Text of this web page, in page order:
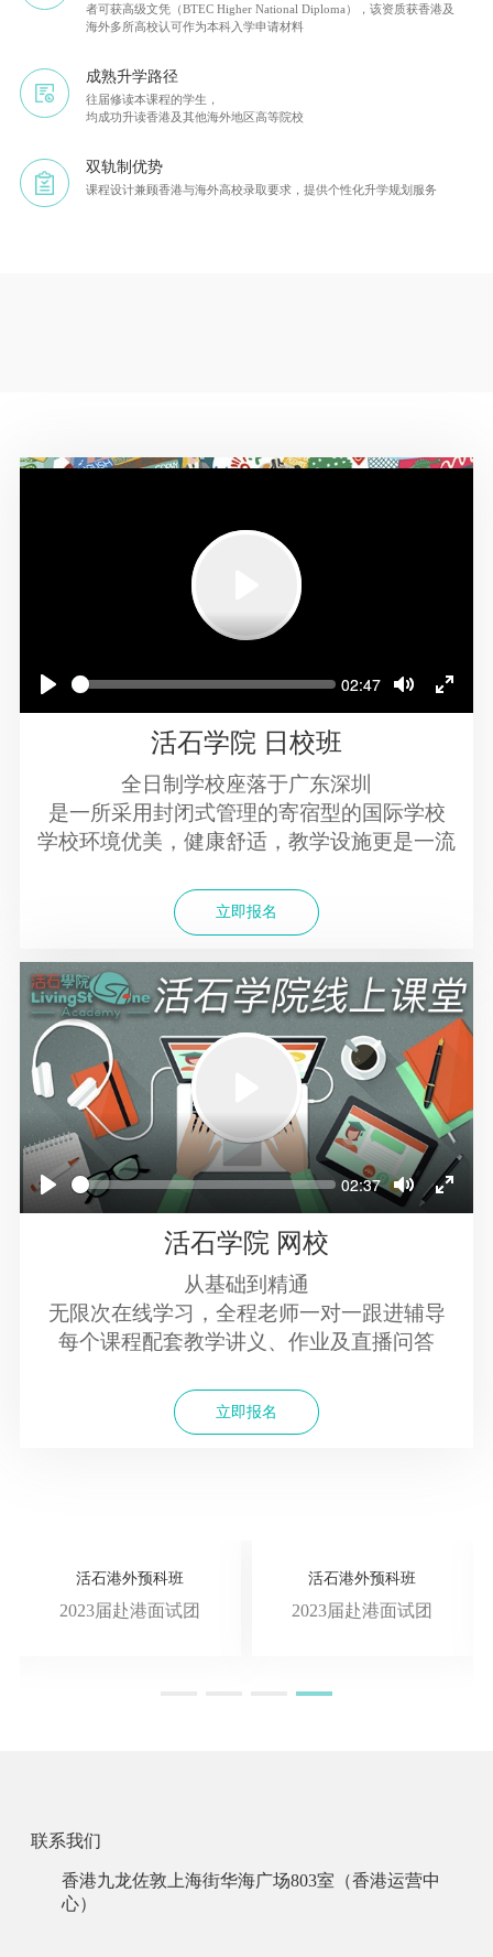
者可获高级文凭（BTEC Higher National Diploma），该资质获香港及
海外多所高校认可作为本科入学申请材料
成熟升学路径
往届修读本课程的学生，
均成功升读香港及其他海外地区高等院校
双轨制优势
课程设计兼顾香港与海外高校录取要求，提供个性化升学规划服务
Seek Current
02:47
Seek Current
02:47
活石学院 日校班
全日制学校座落于广东深圳
是一所采用封闭式管理的寄宿型的国际学校
学校环境优美，健康舒适，教学设施更是一流
立即报名
Seek Current
02:37
Toggle
Seek Current
02:37
Toggle
活石学院 网校
从基础到精通
无限次在线学习，全程老师一对一跟进辅导
每个课程配套教学讲义、作业及直播问答
立即报名
活石港外预科班
2023届赴港面试团
活石港外预科班
2023届赴港面试团
联系我们
香港九龙佐敦上海街华海广场803室（香港运营中
心）